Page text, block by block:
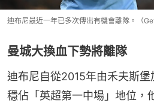
迪布尼最近一年已多次傳出有機會離隊。（
曼城大換血下勢將離隊
迪布尼自從2015年由禾夫斯
穩佔「英超第一中場」地位，